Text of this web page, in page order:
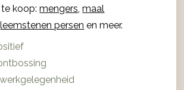
te koop:mengers,maal
leemstenen persen en meer.